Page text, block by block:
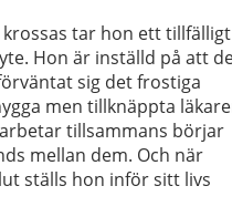
tar hon ett tillfälligt
Hon är inställd på att
sig det frostiga
men tillknäppta
tillsammans börjar
mellan dem. Och när
ställs hon inför sitt livs